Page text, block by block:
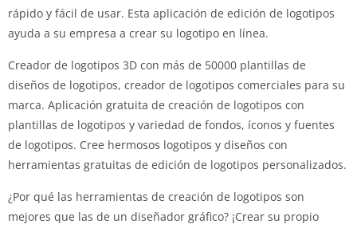
rápido y fácil de usar. Esta aplicación de edición de logotipos
ayuda a su empresa a crear su logotipo en línea.
Creador de logotipos 3D con más de 50000 plantillas de
diseños de logotipos, creador de logotipos comerciales para su
marca. Aplicación gratuita de creación de logotipos con
plantillas de logotipos y variedad de fondos, íconos y fuentes
de logotipos. Cree hermosos logotipos y diseños con
herramientas gratuitas de edición de logotipos personalizados.
¿Por qué las herramientas de creación de logotipos son
mejores que las de un diseñador gráfico? ¡Crear su propio